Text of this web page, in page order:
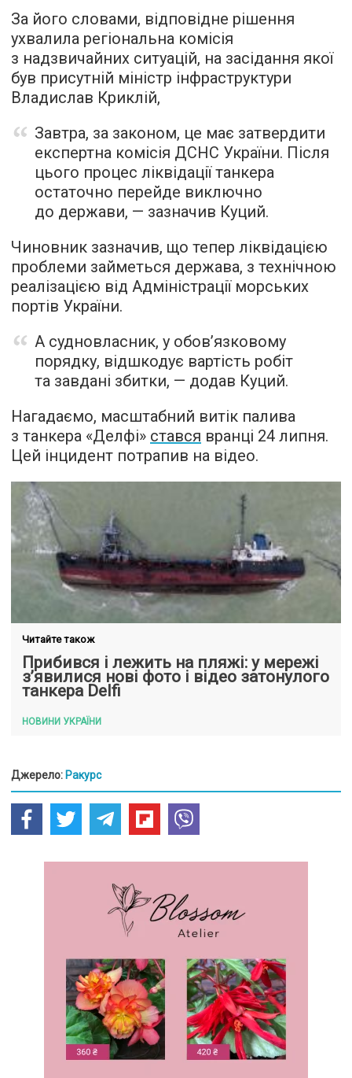
За його словами, відповідне рішення
ухвалила регіональна комісія
з надзвичайних ситуацій, на засідання якої
був присутній міністр інфраструктури
Владислав Криклій,
Завтра, за законом, це має затвердити
експертна комісія ДСНС України. Після
цього процес ліквідації танкера
остаточно перейде виключно
до держави, — зазначив Куций.
Чиновник зазначив, що тепер ліквідацією
проблеми займеться держава, з технічною
реалізацією від Адміністрації морських
портів України.
А судновласник, у обов’язковому
порядку, відшкодує вартість робіт
та завдані збитки, — додав Куций.
Нагадаємо, масштабний витік палива
з танкера «Делфі» стався вранці 24 липня.
Цей інцидент потрапив на відео.
Читайте також
Прибився і лежить на пляжі: у мережі
з’явилися нові фото і відео затонулого
танкера Delfi
НОВИНИ УКРАЇНИ
Джерело: Ракурс